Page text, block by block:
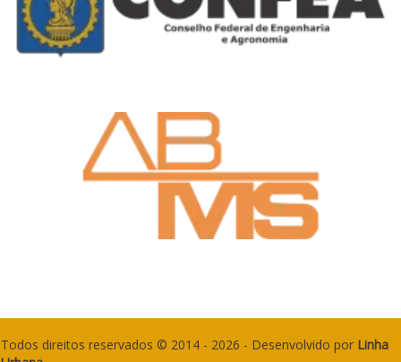
Todos direitos reservados © 2014 - 2026 - Desenvolvido por Linha